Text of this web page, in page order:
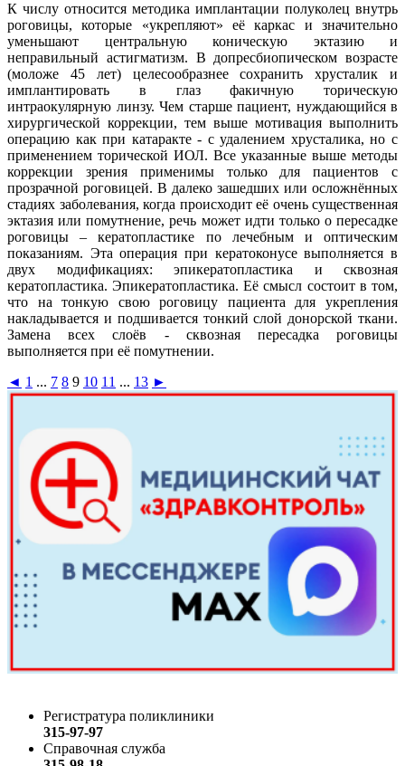
К числу относится методика имплантации полуколец внутрь
роговицы, которые «укрепляют» её каркас и значительно
уменьшают центральную коническую эктазию и
неправильный астигматизм. В допресбиопическом возрасте
(моложе 45 лет) целесообразнее сохранить хрусталик и
имплантировать в глаз факичную торическую
интраокулярную линзу. Чем старше пациент, нуждающийся в
хирургической коррекции, тем выше мотивация выполнить
операцию как при катаракте - с удалением хрусталика, но с
применением торической ИОЛ. Все указанные выше методы
коррекции зрения применимы только для пациентов с
прозрачной роговицей. В далеко зашедших или осложнённых
стадиях заболевания, когда происходит её очень существенная
эктазия или помутнение, речь может идти только о пересадке
роговицы – кератопластике по лечебным и оптическим
показаниям. Эта операция при кератоконусе выполняется в
двух модификациях: эпикератопластика и сквозная
кератопластика. Эпикератопластика. Её смысл состоит в том,
что на тонкую свою роговицу пациента для укрепления
накладывается и подшивается тонкий слой донорской ткани.
Замена всех слоёв - сквозная пересадка роговицы
выполняется при её помутнении.
◄ 1 ... 7 8 9 10 11 ... 13 ►
Регистратура поликлиники
315-97-97
Справочная служба